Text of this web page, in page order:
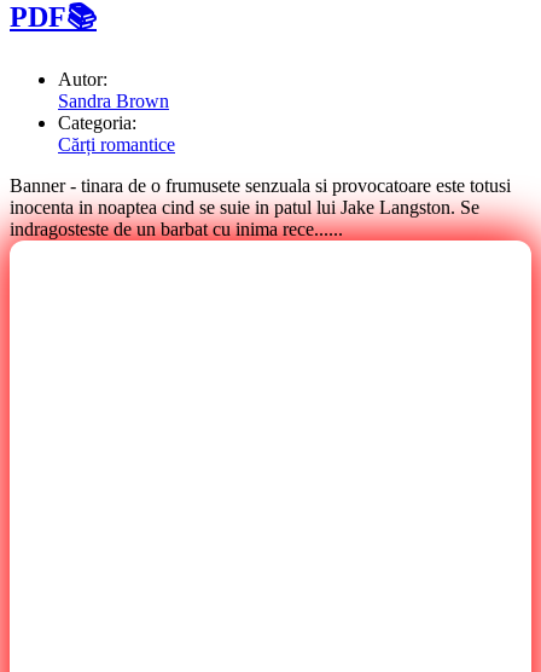
PDF📚
Autor:
Sandra Brown
Categoria:
Cărți romantice
Banner - tinara de o frumusete senzuala si provocatoare este totusi
inocenta in noaptea cind se suie in patul lui Jake Langston. Se
indragosteste de un barbat cu inima rece......